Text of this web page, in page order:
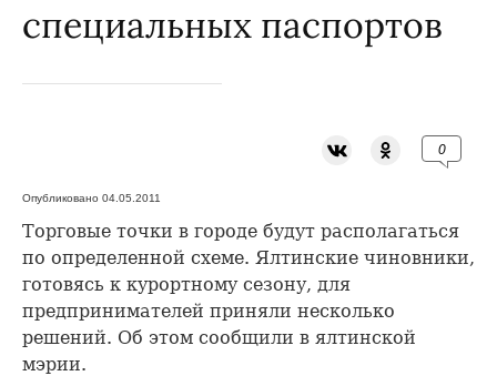
специальных паспортов
0
Опубликовано 04.05.2011
Торговые точки в городе будут располагаться
по определенной схеме. Ялтинские чиновники,
готовясь к курортному сезону, для
предпринимателей приняли несколько
решений. Об этом сообщили в ялтинской
мэрии.